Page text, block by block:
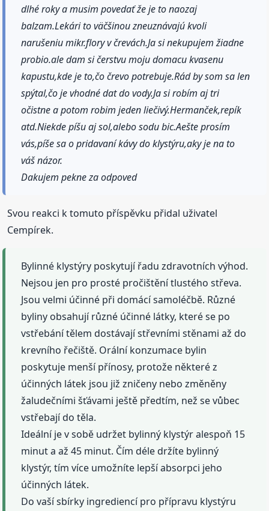
dlhé roky a musim povedať že je to naozaj
balzam.Lekári to väčšinou zneuznávajú kvoli
narušeniu mikr.flory v črevách.Ja si nekupujem žiadne
probio.ale dam si čerstvu moju domacu kvasenu
kapustu,kde je to,čo črevo potrebuje.Rád by som sa len
spýtal,čo je vhodné dat do vody.Ja si robím aj tri
očistne a potom robim jeden liečivý.Hermanček,repík
atd.Niekde píšu aj sol,alebo sodu bic.Aešte prosím
vás,píše sa o pridavaní kávy do klystýru,aky je na to
váš názor.
Dakujem pekne za odpoved
Svou reakci k tomuto příspěvku přidal uživatel
Cempírek.
Bylinné klystýry poskytují řadu zdravotních výhod.
Nejsou jen pro prosté pročištění tlustého střeva.
Jsou velmi účinné při domácí samoléčbě. Různé
byliny obsahují různé účinné látky, které se po
vstřebání tělem dostávají střevními stěnami až do
krevního řečiště. Orální konzumace bylin
poskytuje menší přínosy, protože některé z
účinných látek jsou již zničeny nebo změněny
žaludečními šťávami ještě předtím, než se vůbec
vstřebají do těla.
Ideální je v sobě udržet bylinný klystýr alespoň 15
minut a až 45 minut. Čím déle držíte bylinný
klystýr, tím více umožníte lepší absorpci jeho
účinných látek.
Do vaší sbírky ingrediencí pro přípravu klystýru